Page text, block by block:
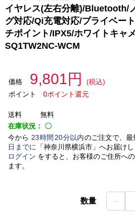
イヤレス(左右分離)/Bluetooth/
グ対応/Qi充電対応/プライベー
チポイント/IPX5/ホワイトキャ
SQ1TW2NC-WCM
価格 9,801円
(税込)
ポイント
0ポイント還元
送料
無料
在庫状況： 〇
今から 23時間 20分以内のご注文で、最
日 までに 「神奈川県横浜市」 へお届けし
ログイン をすると、お客様のご住所へ
ます。
数量 －